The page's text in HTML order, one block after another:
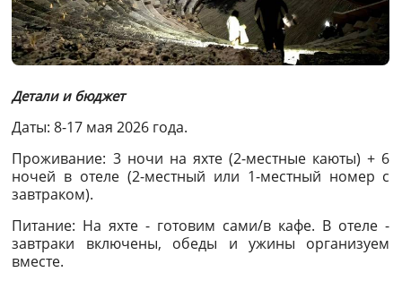
Детали и бюджет
Даты: 8-17 мая 2026 года.
Проживание: 3 ночи на яхте (2-местные каюты) + 6
ночей в отеле (2-местный или 1-местный номер с
завтраком).
Питание: На яхте - готовим сами/в кафе. В отеле -
завтраки включены, обеды и ужины организуем
вместе.